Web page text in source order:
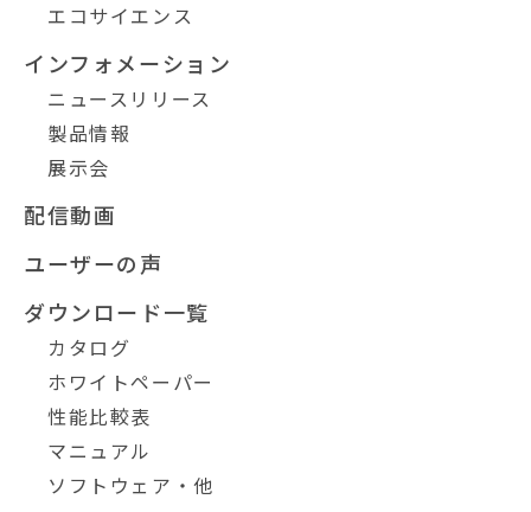
エコサイエンス
インフォメーション
ニュースリリース
製品情報
展示会
配信動画
ユーザーの声
ダウンロード一覧
カタログ
ホワイトペーパー
性能比較表
マニュアル
ソフトウェア・他